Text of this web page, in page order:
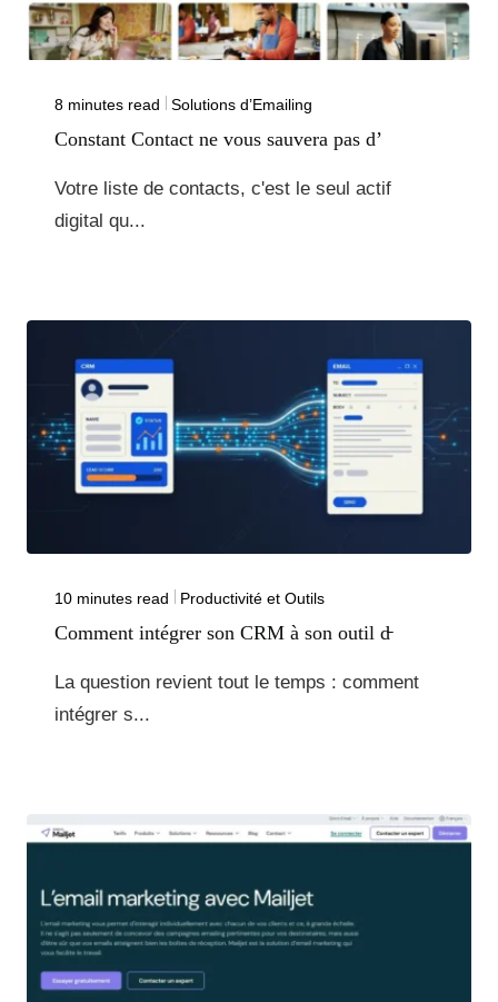
8 minutes read Solutions d’Emailing
Constant Contact ne vous sauvera pas d’
Votre liste de contacts, c'est le seul actif
digital qu...
10 minutes read Productivité et Outils
Comment intégrer son CRM à son outil d̵
La question revient tout le temps : comment
intégrer s...